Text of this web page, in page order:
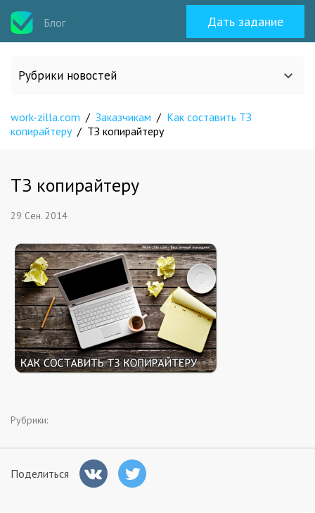
Блог Дать задание
Рубрики новостей
Все статьи
Новости сервиса
Исполнителям
Заказчикам
Полезное
work-zilla.com / Заказчикам / Как составить ТЗ
копирайтеру / ТЗ копирайтеру
ТЗ копирайтеру
29 Сен. 2014
Рубрики:
Поделиться